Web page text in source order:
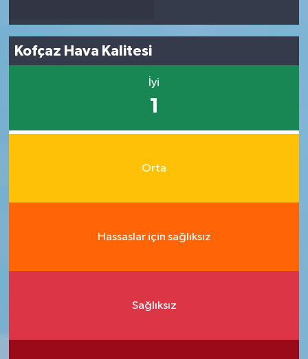
Kofçaz Hava Kalitesi
İyi
1
Orta
Hassaslar için sağlıksız
Sağlıksız